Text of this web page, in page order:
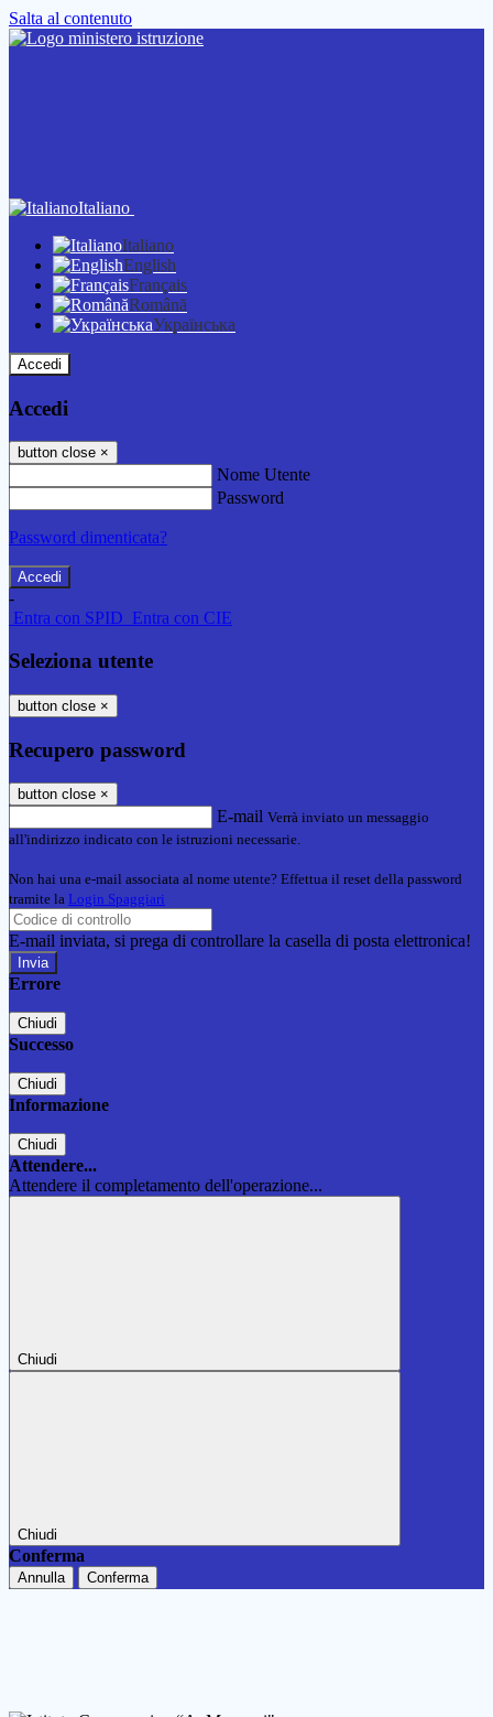
Salta al contenuto
Italiano
Italiano
English
Français
Română
Українська
Accedi
Accedi
button close ×
Nome Utente
Password
Password dimenticata?
-
Entra con SPID Entra con CIE
Seleziona utente
button close ×
Recupero password
button close ×
E-mail Verrà inviato un messaggio
all'indirizzo indicato con le istruzioni necessarie.
Non hai una e-mail associata al nome utente? Effettua il reset della password
tramite la Login Spaggiari
E-mail inviata, si prega di controllare la casella di posta elettronica!
Errore
Chiudi
Successo
Chiudi
Informazione
Chiudi
Attendere...
Attendere il completamento dell'operazione...
Chiudi
Chiudi
Conferma
Annulla Conferma